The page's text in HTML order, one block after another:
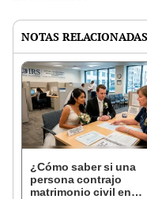
NOTAS RELACIONADAS
¿Cómo saber si una
persona contrajo
matrimonio civil en